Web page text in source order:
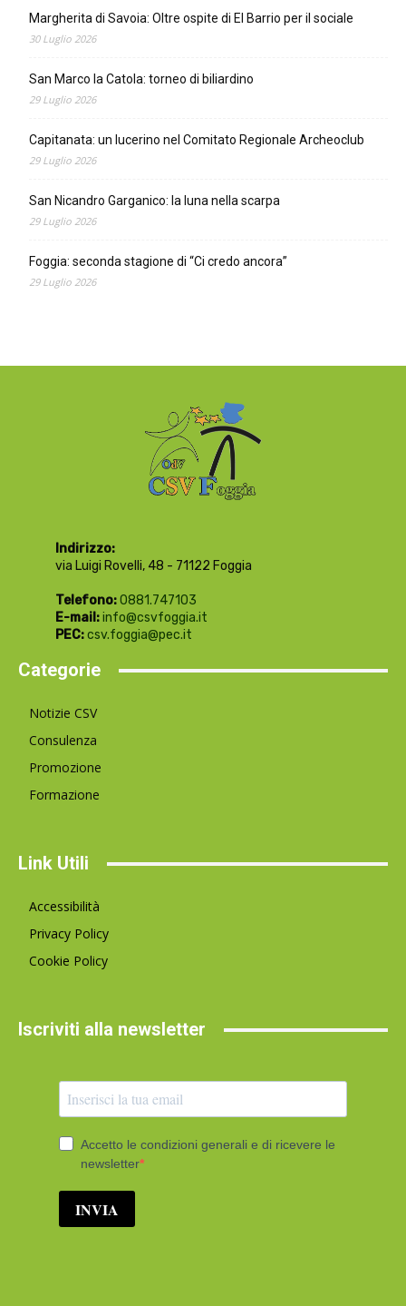
Margherita di Savoia: Oltre ospite di El Barrio per il sociale
30 Luglio 2026
San Marco la Catola: torneo di biliardino
29 Luglio 2026
Capitanata: un lucerino nel Comitato Regionale Archeoclub
29 Luglio 2026
San Nicandro Garganico: la luna nella scarpa
29 Luglio 2026
Foggia: seconda stagione di “Ci credo ancora”
29 Luglio 2026
Indirizzo:
via Luigi Rovelli, 48 - 71122 Foggia
Telefono:0881.747103
E-mail:info@csvfoggia.it
PEC:csv.foggia@pec.it
Categorie
Notizie CSV
Consulenza
Promozione
Formazione
Link Utili
Accessibilità
Privacy Policy
Cookie Policy
Iscriviti alla newsletter